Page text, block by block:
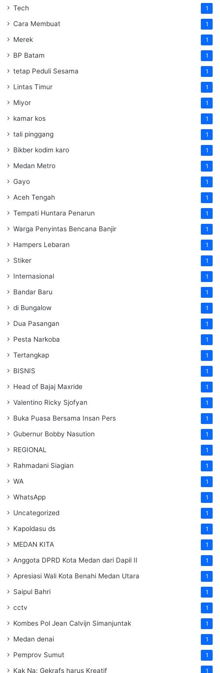
Tech 1
Cara Membuat 1
Merek 1
BP Batam 1
tetap Peduli Sesama 1
Lintas Timur 1
Miyor 1
kamar kos 1
tali pinggang 1
Bikber kodim karo 1
Medan Metro 1
Gayo 1
Aceh Tengah 1
Tempati Huntara Penarun 1
Warga Penyintas Bencana Banjir 1
Hampers Lebaran 1
Stiker 1
Internasional 1
Bandar Baru 1
di Bungalow 1
Dua Pasangan 1
Pesta Narkoba 1
Tertangkap 1
BISNIS 1
Head of Bajaj Maxride 1
Valentino Ricky Sjofyan 1
Buka Puasa Bersama Insan Pers 1
Gubernur Bobby Nasution 1
REGIONAL 1
Rahmadani Siagian 1
WA 1
WhatsApp 1
Uncategorized 1
Kapoldasu ds 1
MEDAN KITA 1
Anggota DPRD Kota Medan dari Dapil II 1
Apresiasi Wali Kota Benahi Medan Utara 1
Saipul Bahri 1
cctv 1
Kombes Pol Jean Calvijn Simanjuntak 1
Medan denai 1
Pemprov Sumut 1
Kak Na: Gekrafs harus Kreatif 1